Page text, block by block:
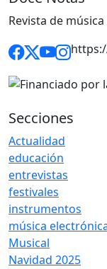
Revista de
Secciones
Actualidad
educación
entrevistas
festivales
instrumentos
música
Musical
Navidad 2025